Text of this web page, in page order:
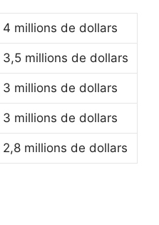
4 millions de dollars
3,5 millions de dollars
3 millions de dollars
3 millions de dollars
2,8 millions de dollars